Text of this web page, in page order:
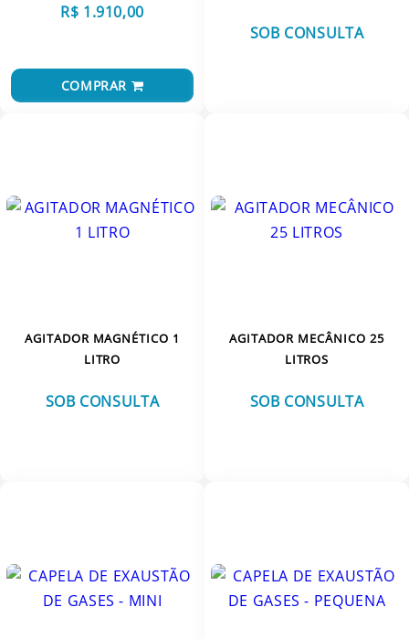
R$ 1.910,00
COMPRAR
SOB CONSULTA
AGITADOR MAGNÉTICO 1
LITRO
SOB CONSULTA
AGITADOR MECÂNICO 25
LITROS
SOB CONSULTA